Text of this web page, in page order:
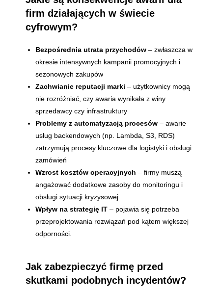
firm działających w świecie
cyfrowym?
Bezpośrednia utrata przychodów – zwłaszcza w
okresie intensywnych kampanii promocyjnych i
sezonowych zakupów
Zachwianie reputacji marki – użytkownicy mogą
nie rozróżniać, czy awaria wynikała z winy
sprzedawcy czy infrastruktury
Problemy z automatyzacją procesów – awarie
usług backendowych (np. Lambda, S3, RDS)
zatrzymują procesy kluczowe dla logistyki i obsługi
zamówień
Wzrost kosztów operacyjnych – firmy muszą
angażować dodatkowe zasoby do monitoringu i
obsługi sytuacji kryzysowej
Wpływ na strategię IT – pojawia się potrzeba
przeprojektowania rozwiązań pod kątem większej
odporności.
Jak zabezpieczyć firmę przed
skutkami podobnych incydentów?